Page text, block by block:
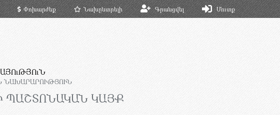
Փոխարժեք Նախընտրելի Գրանցվել Մուտք
ՆԱԽԱՐԱՐՈՒԹՅՈՒՆ
ՊԱՇՏՈՆԱԿԱՆ ԿԱՅՔ